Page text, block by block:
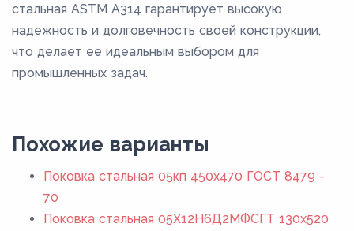
стальная ASTM A314 гарантирует высокую
надежность и долговечность своей конструкции,
что делает ее идеальным выбором для
промышленных задач.
Похожие варианты
Поковка стальная 05кп 450x470 ГОСТ 8479 -
70
Поковка стальная 05Х12Н6Д2МФСГТ 130x520